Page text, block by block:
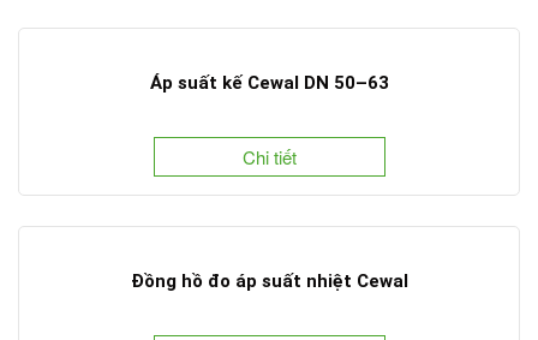
Áp suất kế Cewal DN 50–63
Chi tiết
Đồng hồ đo áp suất nhiệt Cewal